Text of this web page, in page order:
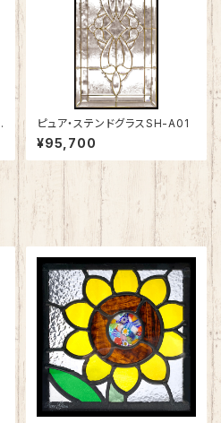
ピュア・ステンドグラスSH-A01
¥95,700